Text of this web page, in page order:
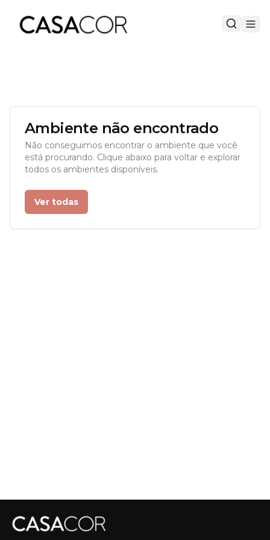
Ambiente não encontrado
Não conseguimos encontrar o ambiente que você
está procurando. Clique abaixo para voltar e explorar
todos os ambientes disponíveis.
Ver todas